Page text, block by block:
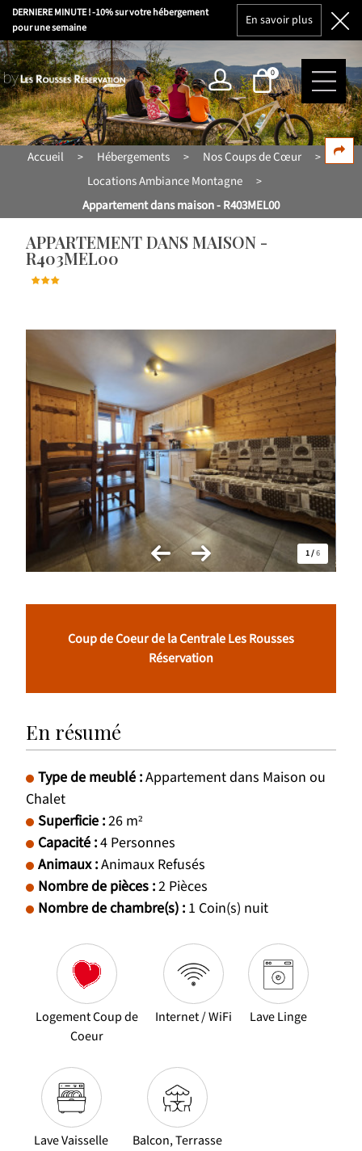
DERNIERE MINUTE ! -10% sur votre hébergement
pour une semaine
En savoir plus
0
Accueil > Hébergements > Nos Coups de Cœur >
Locations Ambiance Montagne >
Appartement dans maison - R403MEL00
APPARTEMENT DANS MAISON -
R403MEL00
1/6
Coup de Coeur de la Centrale Les Rousses
Réservation
En résumé
Type de meublé :Appartement dans Maison ou
Chalet
Superficie :26 m²
Capacité :4 Personnes
Animaux:Animaux Refusés
Nombre de pièces :2 Pièces
Nombre de chambre(s) : 1 Coin(s) nuit
Logement Coup de
Coeur
Internet / WiFi Lave Linge
Lave Vaisselle
Balcon, Terrasse